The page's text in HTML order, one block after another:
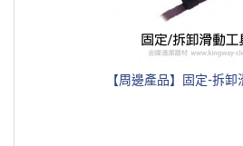
【周邊產品】固定-拆卸